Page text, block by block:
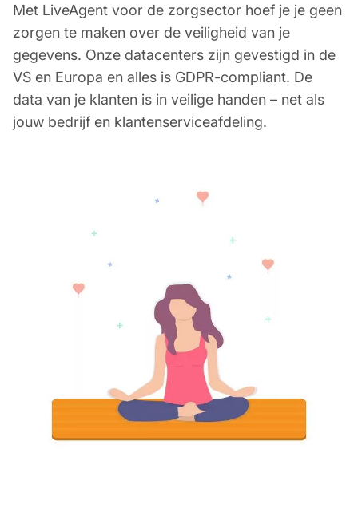
Met LiveAgent voor de zorgsector hoef je je geen
zorgen te maken over de veiligheid van je
gegevens. Onze datacenters zijn gevestigd in de
VS en Europa en alles is GDPR-compliant. De
data van je klanten is in veilige handen – net als
jouw bedrijf en klantenserviceafdeling.